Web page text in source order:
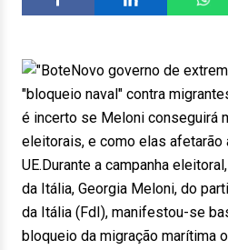
Novo governo de
"bloqueio naval" contra
é incerto se Meloni conseguirá
eleitorais, e como elas afetarão
UE.Durante a campanha
da Itália, Georgia Meloni, do
da Itália (FdI), manifestou-se
bloqueio da migração marítima